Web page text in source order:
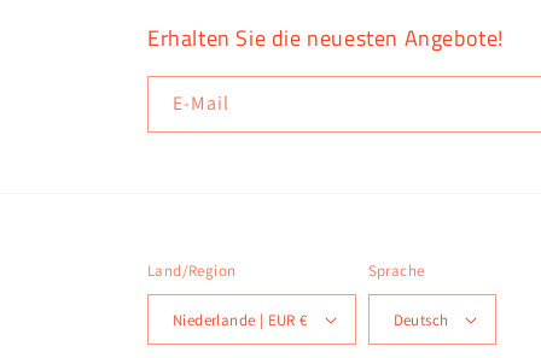
Erhalten Sie die neuesten Angebote!
E-Mail
Land/Region
Niederlande | EUR €
Sprache
Deutsch